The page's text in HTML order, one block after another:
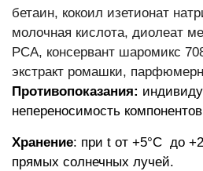
бетаин, кокоил изетионат
молочная кислота, диолеат
PCA, консервант шаромикс
экстракт ромашки,
Противопоказания:
непереносимость
Хранение: при t от +5°C до
прямых солнечных лучей.